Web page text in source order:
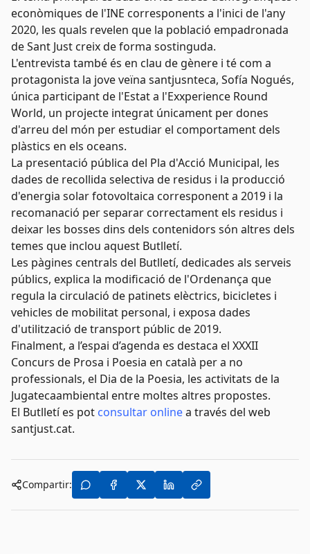
econòmiques de l'INE corresponents a l'inici de l'any
2020, les quals revelen que la població empadronada
de Sant Just creix de forma sostinguda.
L'entrevista també és en clau de gènere i té com a
protagonista la jove veïna santjusnteca, Sofía Nogués,
única participant de l'Estat a l'Exxperience Round
World, un projecte integrat únicament per dones
d'arreu del món per estudiar el comportament dels
plàstics en els oceans.
La presentació pública del Pla d'Acció Municipal, les
dades de recollida selectiva de residus i la producció
d'energia solar fotovoltaica corresponent a 2019 i la
recomanació per separar correctament els residus i
deixar les bosses dins dels contenidors són altres dels
temes que inclou aquest Butlletí.
Les pàgines centrals del Butlletí, dedicades als serveis
públics, explica la modificació de l'Ordenança que
regula la circulació de patinets elèctrics, bicicletes i
vehicles de mobilitat personal, i exposa dades
d'utilització de transport públic de 2019.
Finalment, a l’espai d’agenda es destaca el XXXII
Concurs de Prosa i Poesia en català per a no
professionals, el Dia de la Poesia, les activitats de la
Jugatecaambiental entre moltes altres propostes.
El Butlletí es pot consultar onlinea través del web
santjust.cat.
Compartir: